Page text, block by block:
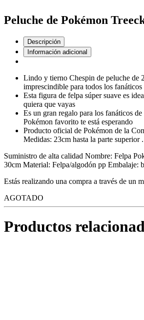
Peluche de Pokémon
Descripción
Información adicional
Lindo y tierno Chespin de peluche de
imprescindible para todos los fanáticos
Esta figura de felpa súper suave es
quiera que vayas
Es un gran regalo para los fanáticos
Pokémon favorito te está esperando
Producto oficial de Pokémon de la
Medidas: 23cm hasta la parte superior
Suministro de alta calidad Nombre: Felpa
30cm Material: Felpa/algodón pp Embalaje:
Estás realizando una compra a través de un
AGOTADO
Productos